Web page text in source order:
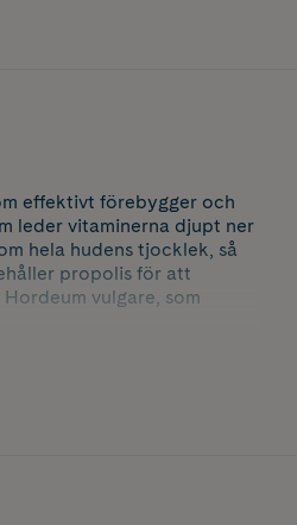
effektivt förebygger och
leder vitaminerna djupt ner
hela hudens tjocklek, så
propolis för att
vulgare, som